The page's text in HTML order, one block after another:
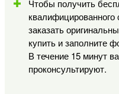
Чтобы получить
квалифицированного
заказать
купить и заполните
В течение 15 минут
проконсультируют.